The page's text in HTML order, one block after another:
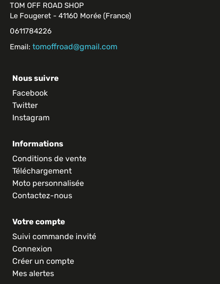
Informations
Conditions de vente
Téléchargement
Moto personnalisée
Contactez-nous
Votre compte
Suivi commande invité
Connexion
Créer un compte
Mes alertes
Nous suivre
Facebook
Twitter
Instagram
TOM OFF ROAD SHOP
Le Fougeret - 41160 Morée (France)
0611784226
Email: tomoffroad@gmail.com